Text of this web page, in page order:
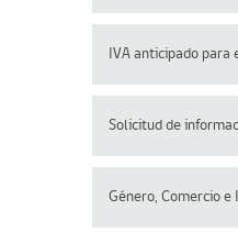
IVA anticipado para
Solicitud de
Género, Comercio e